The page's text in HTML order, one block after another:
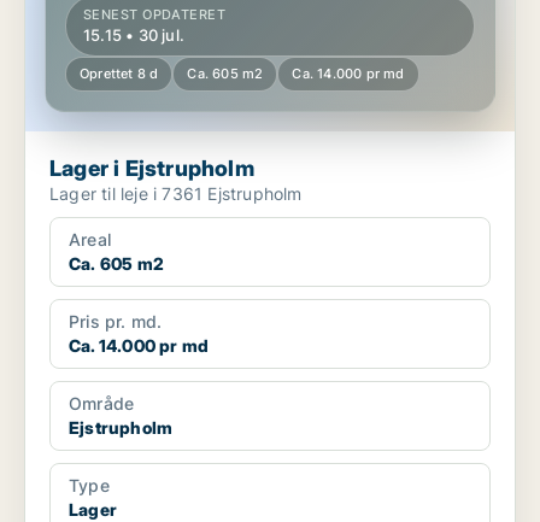
SENEST OPDATERET
15.15 • 30 jul.
Oprettet 8 d Ca. 605 m2 Ca. 14.000 pr md
Lager i Ejstrupholm
Lager til leje i 7361 Ejstrupholm
Areal
Ca. 605 m2
Pris pr. md.
Ca. 14.000 pr md
Område
Ejstrupholm
Type
Lager